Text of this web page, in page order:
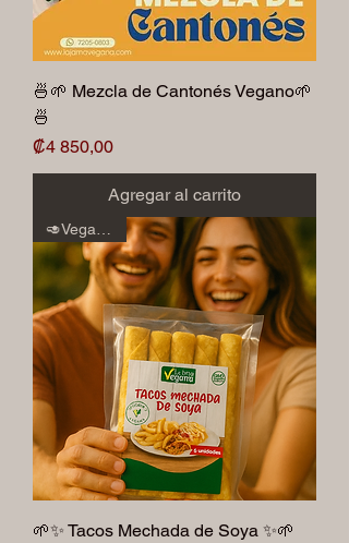
🍜🌱 Mezcla de Cantonés Vegano🌱
🍜
Precio
₡4 850,00
Agregar al carrito
🌱✨ Tacos Mechada de Soya ✨🌱